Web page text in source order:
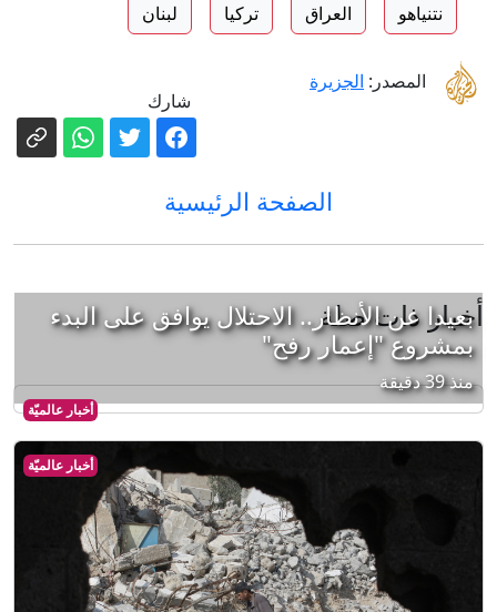
نتنياهو العراق تركيا لبنان
المصدر: الجزيرة
شارك
الصفحة الرئيسية
أخبار ذات صلة
أخبار عالميّة
بعيدا عن الأنظار.. الاحتلال يوافق على البدء
بمشروع "إعمار رفح"
منذ 39 دقيقة
أخبار عالميّة